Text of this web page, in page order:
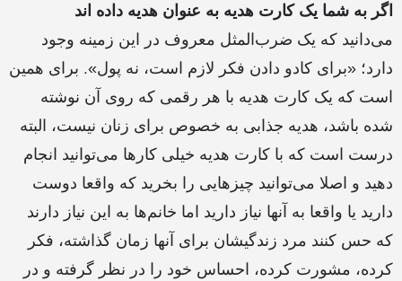
اگر به شما یک کارت هدیه به عنوان هدیه داده اند
می‌دانید که یک ضرب‌المثل معروف در این زمینه وجود
دارد؛ «برای کادو دادن فکر لازم است، نه پول». برای همین
است که یک کارت هدیه با هر رقمی که روی آن نوشته
شده باشد،‌ هدیه جذابی به خصوص برای زنان نیست، البته
درست است که با کارت هدیه خیلی کارها می‌توانید انجام
دهید و اصلا می‌توانید چیزهایی را بخرید که واقعا دوست
دارید یا واقعا به آنها نیاز دارید اما خانم‌ها به این نیاز دارند
که حس کنند مرد زندگیشان برای آنها زمان گذاشته،‌ فکر
کرده، مشورت کرده، احساس خود را در نظر گرفته و در